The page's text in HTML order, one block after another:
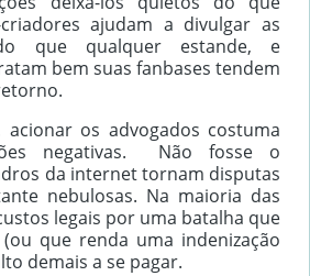
criadores ajudam a divulgar as
que qualquer estande, e
bem suas fanbases tendem
acionar os advogados costuma
negativas. Não fosse o
da internet tornam disputas
nebulosas. Na maioria das
legais por uma batalha que
que renda uma indenização
demais a se pagar.